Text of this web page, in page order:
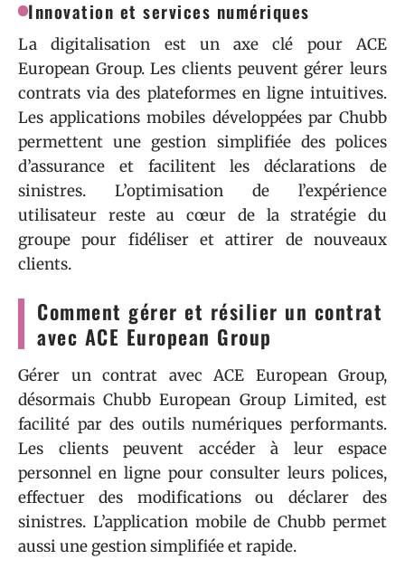
Innovation et services numériques
La digitalisation est un axe clé pour ACE
European Group. Les clients peuvent gérer leurs
contrats via des plateformes en ligne intuitives.
Les applications mobiles développées par Chubb
permettent une gestion simplifiée des polices
d’assurance et facilitent les déclarations de
sinistres. L’optimisation de l’expérience
utilisateur reste au cœur de la stratégie du
groupe pour fidéliser et attirer de nouveaux
clients.
Comment gérer et résilier un contrat
avec ACE European Group
Gérer un contrat avec ACE European Group,
désormais Chubb European Group Limited, est
facilité par des outils numériques performants.
Les clients peuvent accéder à leur espace
personnel en ligne pour consulter leurs polices,
effectuer des modifications ou déclarer des
sinistres. L’application mobile de Chubb permet
aussi une gestion simplifiée et rapide.